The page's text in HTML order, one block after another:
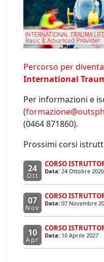
Percorso per
International
Per informazioni e
(
(0464 871860).
Prossimi corsi
24
Ott
CORSO
Data: 24 Ottobre 2026
07
Nov
CORSO
Data: 07 Novembre
10
Apr
CORSO
Data: 10 Aprile 2027